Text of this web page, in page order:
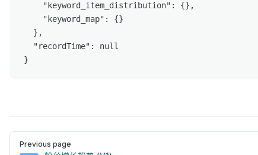
    "keyword_item_distribution": {},
    "keyword_map": {}
  },
  "recordTime": null
}
Pager
Previous page